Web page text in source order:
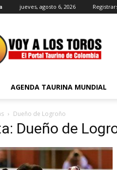
jueves, agosto 6, 2026
AGENDA TAURINA MUNDIAL
Dueño de Logroño
Dueño de